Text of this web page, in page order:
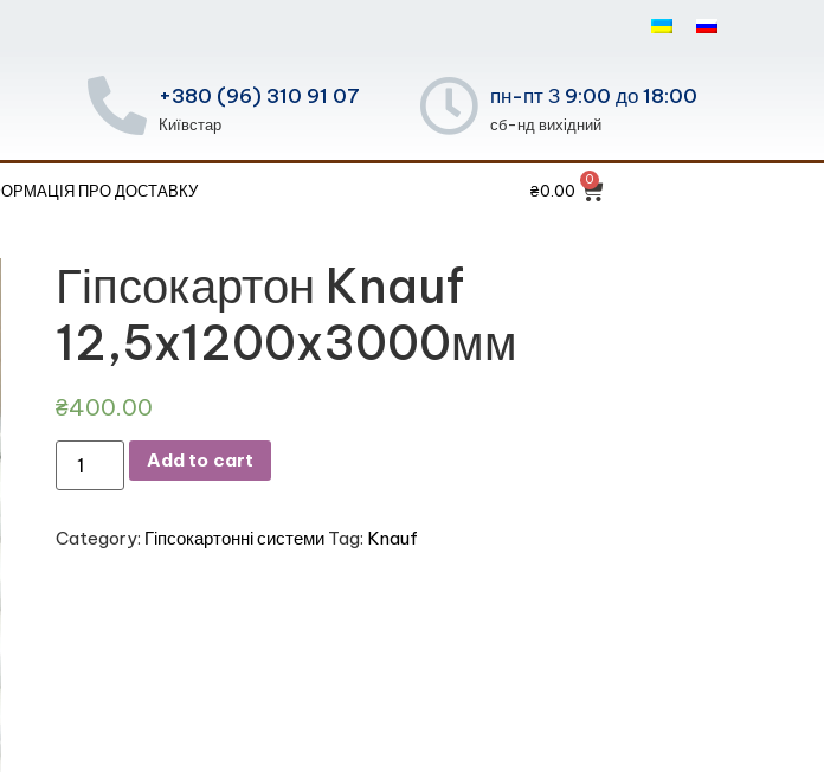
+380 (96) 310 91 07
Київстар
пн-пт З 9:00 до 18:00
сб-нд вихідний
ПРО ДОСТАВКУ ₴0.00
Гіпсокартон Knauf
12,5x1200x3000мм
₴400.00
Add to cart
Category: Гіпсокартонні системи Tag: Knauf